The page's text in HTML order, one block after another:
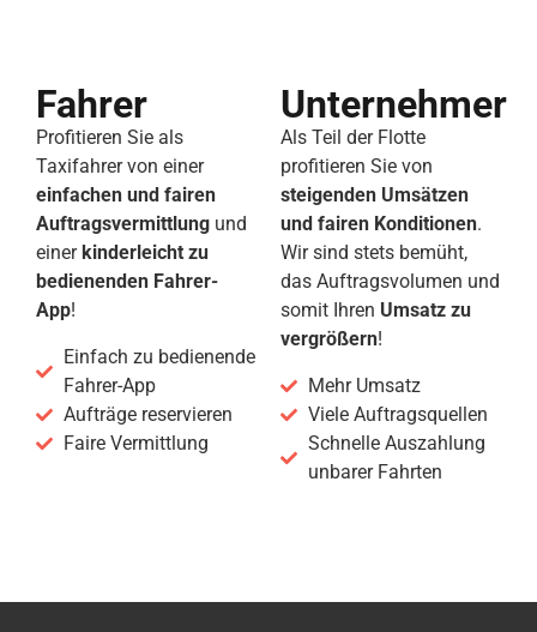
Fahrer
Profitieren Sie als
Taxifahrer von einer
einfachen und fairen
Auftragsvermittlung und
einer kinderleicht zu
bedienenden Fahrer-
App!
Einfach zu bedienende
Fahrer-App
Aufträge reservieren
Faire Vermittlung
Unternehmer
Als Teil der Flotte
profitieren Sie von
steigenden Umsätzen
und fairen Konditionen.
Wir sind stets bemüht,
das Auftragsvolumen und
somit Ihren Umsatz zu
vergrößern!
Mehr Umsatz
Viele Auftragsquellen
Schnelle Auszahlung
unbarer Fahrten